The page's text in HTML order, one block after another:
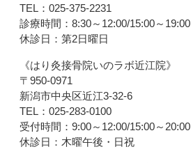
TEL：025-375-2231
診療時間：8:30～12:00/15:00～19:00
休診日：第2日曜日
《はり灸接骨院いのラボ近江院》
〒950-0971
新潟市中央区近江3-32-6
TEL：025-283-0100
受付時間：9:00～12:00/15:00～20:00
休診日：木曜午後・日祝